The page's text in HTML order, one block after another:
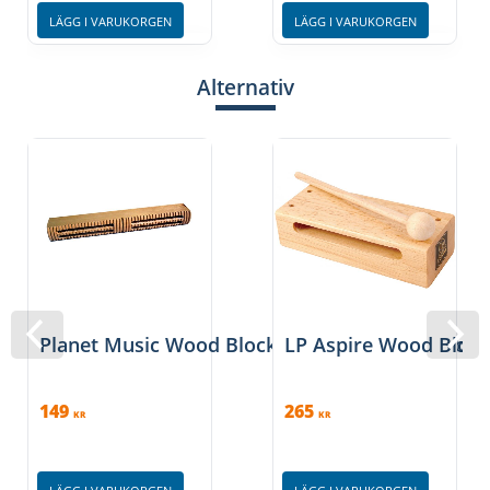
LÄGG I VARUKORGEN LÄGG I VARUKORGEN
Alternativ
Planet Music Wood Block Guiro FX inkl. klubba
149 KR
LP Aspire Wood
265 KR